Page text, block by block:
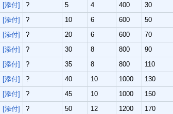
[添付]
? 5 4 400 30
[添付]
? 10 6 600 50
[添付]
? 20 6 600 70
[添付]
? 30 8 800 90
[添付]
? 35 8 800 110
[添付]
? 40 10 1000 130
[添付]
? 45 10 1000 150
[添付]
? 50 12 1200 170